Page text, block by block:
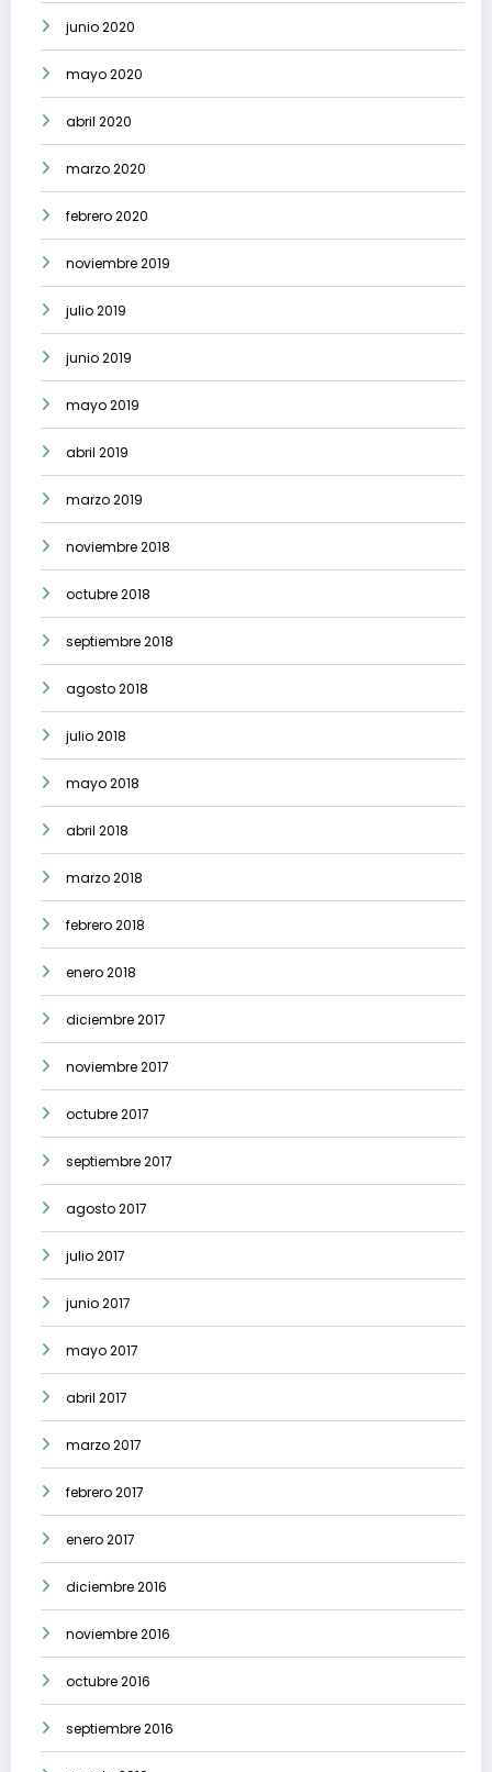
junio 2020
mayo 2020
abril 2020
marzo 2020
febrero 2020
noviembre 2019
julio 2019
junio 2019
mayo 2019
abril 2019
marzo 2019
noviembre 2018
octubre 2018
septiembre 2018
agosto 2018
julio 2018
mayo 2018
abril 2018
marzo 2018
febrero 2018
enero 2018
diciembre 2017
noviembre 2017
octubre 2017
septiembre 2017
agosto 2017
julio 2017
junio 2017
mayo 2017
abril 2017
marzo 2017
febrero 2017
enero 2017
diciembre 2016
noviembre 2016
octubre 2016
septiembre 2016